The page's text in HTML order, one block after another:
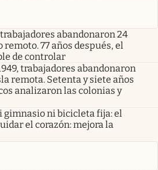
trabajadores abandonaron 24
77 años después, el
de controlar
trabajadores abandonaron
remota. Setenta y siete años
analizaron las colonias y
gimnasio ni bicicleta fija: el
el corazón: mejora la